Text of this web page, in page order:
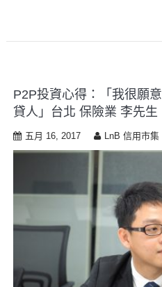
P2P投資心得：「我很願
貸人」台北 保險業 李先生
五月 16, 2017 LnB 信用市集